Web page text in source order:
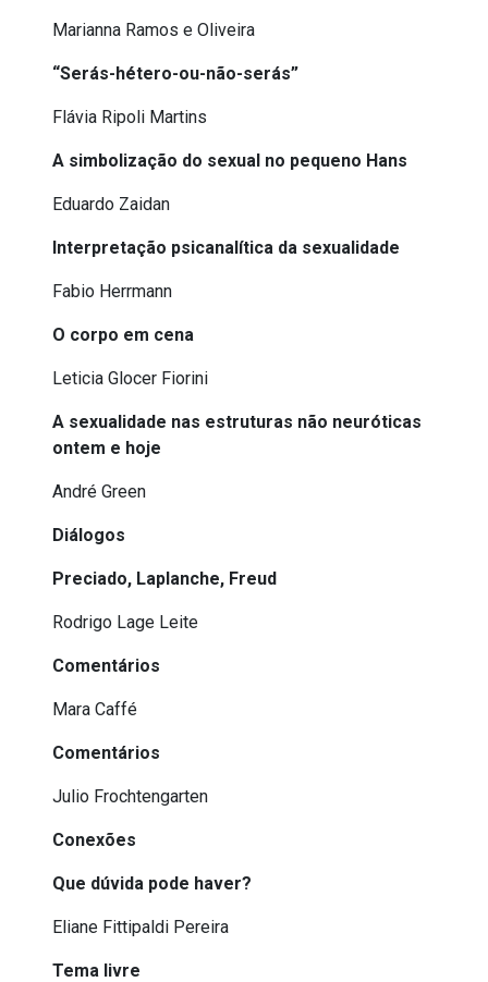
Marianna Ramos e Oliveira
“Serás-hétero-ou-não-serás”
Flávia Ripoli Martins
A simbolização do sexual no pequeno Hans
Eduardo Zaidan
Interpretação psicanalítica da sexualidade
Fabio Herrmann
O corpo em cena
Leticia Glocer Fiorini
A sexualidade nas estruturas não neuróticas
ontem e hoje
André Green
Diálogos
Preciado, Laplanche, Freud
Rodrigo Lage Leite
Comentários
Mara Caffé
Comentários
Julio Frochtengarten
Conexões
Que dúvida pode haver?
Eliane Fittipaldi Pereira
Tema livre